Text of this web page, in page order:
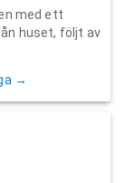
med ett
huset, följt av
→